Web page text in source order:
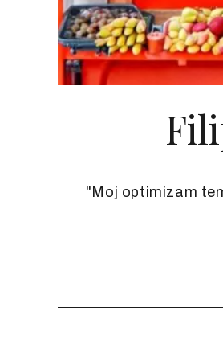
"Moj optimizam